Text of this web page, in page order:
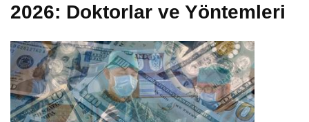
2026: Doktorlar ve Yöntemleri